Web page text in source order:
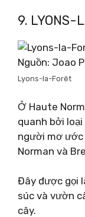
9. LYONS-
Nguồn: Joao
Lyons-la-Forêt
Ở Haute
quanh bởi
người mơ ước
Norman và
Đây được gọi
súc và vườn
cây.